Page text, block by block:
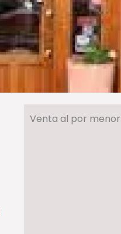
Venta al por